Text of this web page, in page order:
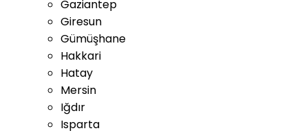
Gaziantep
Giresun
Gümüşhane
Hakkari
Hatay
Mersin
Iğdır
Isparta